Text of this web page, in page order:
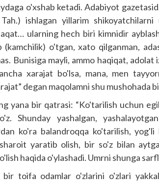
o'xshab ketadi. Adabiyot
ishlagan yillarim
ularning hech biri kimnidir
(kamchilik) o'tgan, xato qilganman,
Bunisiga mayli, ammo haqiqat, adolat
xarajat bo'lsa, mana, men
degan maqolamni shu mushohada
yana bir qatrasi: “Ko'tarilish uchun
Shunday yashalgan,
ko'ra balandroqqa ko'tarilish,
yaratib olish, bir so'z bilan
haqida o'ylashadi. Umrni shunga
bir toifa odamlar o'zlarini o'zlari